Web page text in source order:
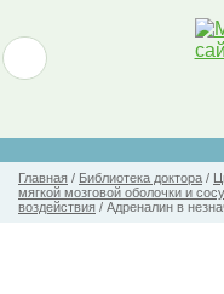
Главная / Библиотека доктора /
мягкой мозговой оболочки и
воздействия / Адреналин в